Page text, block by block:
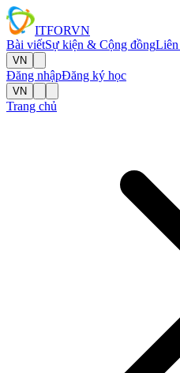
ITFORVN
Bài viếtSự kiện & Cộng đồngLiên
VN
Đăng nhậpĐăng ký học
VN
Trang chủ